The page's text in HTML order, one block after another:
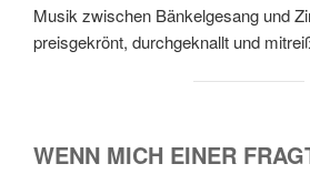
Musik zwischen Bänkelgesang und
preisgekrönt, durchgeknallt und
WENN MICH EINER